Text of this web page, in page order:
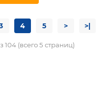
4 5 > >|
104 (всего 5 страниц)